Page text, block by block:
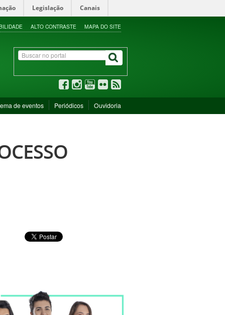
Legislação Canais
ALTO CONTRASTE MAPA DO SITE
de eventos Periódicos Ouvidoria